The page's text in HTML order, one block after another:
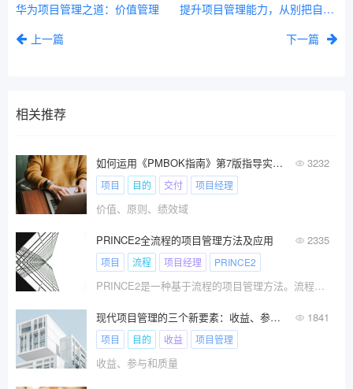
华为项目管理之道：价值管理
上一篇
提升项目管理能力，从别把自己当回事开始
下一篇
相关推荐
如何运用《PMBOK指南》第7版指导实际项目工作的开展 3232
项目 目的 交付 项目经理
价值、原则、绩效域
PRINCE2全流程的项目管理方法及应用 2335
项目 流程 项目经理 PRINCE2
PRINCE2是一种基于流程的项目管理方法。流程是为完成特点目标而设计的一组结构化的活动。
现代项目管理的三个新要素：收益、参与和质量 1841
项目 目的 收益 项目管理
收益、参与和质量